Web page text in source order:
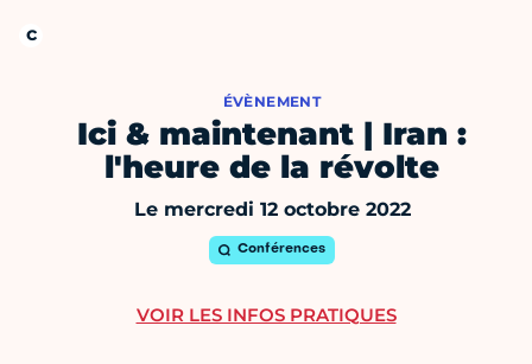
ÉVÈNEMENT
Ici & maintenant | Iran :
l'heure de la révolte
Le mercredi 12 octobre 2022
Conférences
VOIR LES INFOS PRATIQUES